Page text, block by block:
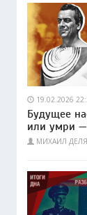
19.02.2026
Будущее
или умри
МИХАИЛ